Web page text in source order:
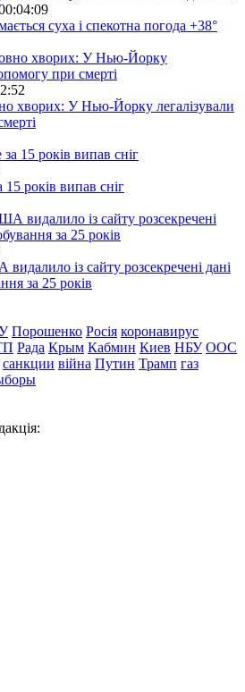
суха і спекотна погода +38°
хворих: У Нью-Йорку легалізували
років випав сніг
із сайту розсекречені дані
за 25 років
Порошенко Росія коронавирус
Рада Крым Кабмин Киев НБУ ООС
санкции війна Путин Трамп газ